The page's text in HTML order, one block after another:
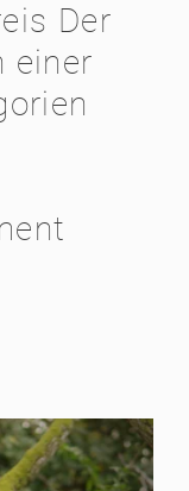
Der
einer